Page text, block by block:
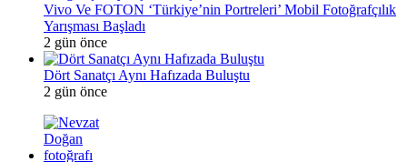
Vivo Ve FOTON ‘Türkiye’nin Portreleri’ Mobil Fotoğrafçılık
Yarışması Başladı
2 gün önce
Dört Sanatçı Aynı Hafızada Buluştu
2 gün önce